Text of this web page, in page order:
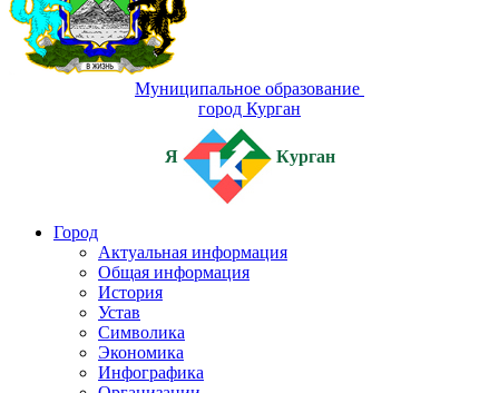
Муниципальное образование
город Курган
Я Курган
Город
Актуальная информация
Общая информация
История
Устав
Символика
Экономика
Инфографика